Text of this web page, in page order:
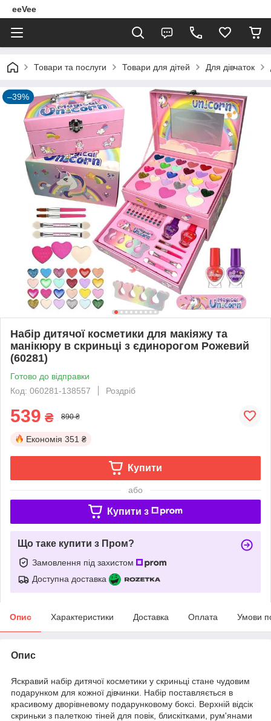
eeVee
Товари та послуги Товари для дітей Для дівчаток
–39%
Набір дитячої косметики для макіяжу та
манікюру в скриньці з єдинорогом Рожевий
(60281)
Готово до відправки
Код: 060281-138557
Роздріб
539 ₴ 890 ₴
Економія 351 ₴
Купити
або
Купити з
Що таке купити з Пром?
Замовлення під захистом
Доступна доставка
Опис Характеристики Доставка Оплата Умови
Опис
Яскравий набір дитячої косметики у скриньці стане чудовим
подарунком для кожної дівчинки. Набір поставляється в
красивому дворівневому подарунковому боксі. Верхній відсік
скриньки з палеткою тіней для повік, блискітками, рум'янами